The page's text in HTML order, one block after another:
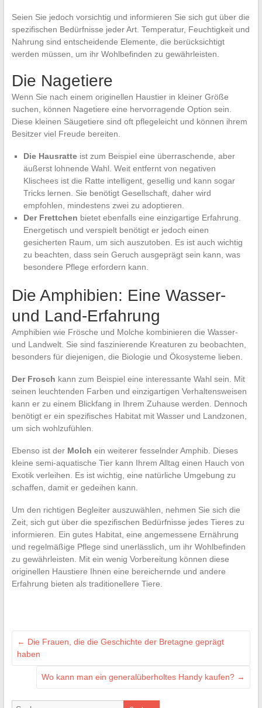
Seien Sie jedoch vorsichtig und informieren Sie sich gut über die
spezifischen Bedürfnisse jeder Art. Temperatur, Feuchtigkeit und
Nahrung sind entscheidende Elemente, die berücksichtigt
werden müssen, um ihr Wohlbefinden zu gewährleisten.
Die Nagetiere
Wenn Sie nach einem originellen Haustier in kleiner Größe
suchen, können Nagetiere eine hervorragende Option sein.
Diese kleinen Säugetiere sind oft pflegeleicht und können ihrem
Besitzer viel Freude bereiten.
Die Hausratteist zum Beispiel eine überraschende, aber
äußerst lohnende Wahl. Weit entfernt von negativen
Klischees ist die Ratte intelligent, gesellig und kann sogar
Tricks lernen. Sie benötigt Gesellschaft, daher wird
empfohlen, mindestens zwei zu adoptieren.
Der Frettchen bietet ebenfalls eine einzigartige Erfahrung.
Energetisch und verspielt benötigt er jedoch einen
gesicherten Raum, um sich auszutoben. Es ist auch wichtig
zu beachten, dass sein Geruch ausgeprägt sein kann, was
besondere Pflege erfordern kann.
Die Amphibien: Eine Wasser-
und Land-Erfahrung
Amphibien wie Frösche und Molche kombinieren die Wasser-
und Landwelt. Sie sind faszinierende Kreaturen zu beobachten,
besonders für diejenigen, die Biologie und Ökosysteme lieben.
Der Frosch kann zum Beispiel eine interessante Wahl sein. Mit
seinen leuchtenden Farben und einzigartigen Verhaltensweisen
kann er zu einem Blickfang in Ihrem Zuhause werden. Dennoch
benötigt er ein spezifisches Habitat mit Wasser und Landzonen,
um sich wohlzufühlen.
Ebenso ist der Molch ein weiterer fesselnder Amphib. Dieses
kleine semi-aquatische Tier kann Ihrem Alltag einen Hauch von
Exotik verleihen. Es ist wichtig, eine natürliche Umgebung zu
schaffen, damit er gedeihen kann.
Um den richtigen Begleiter auszuwählen, nehmen Sie sich die
Zeit, sich gut über die spezifischen Bedürfnisse jedes Tieres zu
informieren. Ein gutes Habitat, eine angemessene Ernährung
und regelmäßige Pflege sind unerlässlich, um ihr Wohlbefinden
zu gewährleisten. Mit ein wenig Vorbereitung können diese
originellen Haustiere Ihnen eine bereichernde und andere
Erfahrung bieten als traditionellere Tiere.
← Die Frauen, die die Geschichte der Bretagne geprägt
haben
Wo kann man ein generalüberholtes Handy kaufen? →